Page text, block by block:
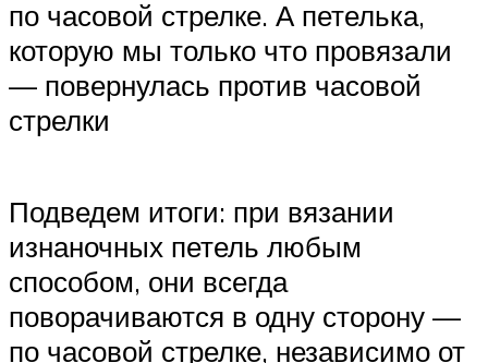
по часовой стрелке. А петелька,
которую мы только что провязали
— повернулась против часовой
стрелки
Подведем итоги: при вязании
изнаночных петель любым
способом, они всегда
поворачиваются в одну сторону —
по часовой стрелке, независимо от